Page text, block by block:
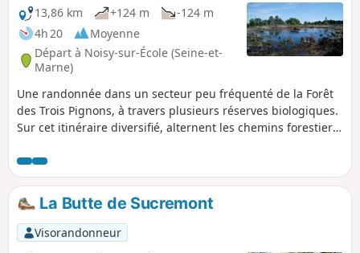
13,86 km +124 m
-124 m
4h 20
Moyenne
Départ à Noisy-sur-École (Seine-et-
Marne)
Une randonnée dans un secteur peu fréquenté de la Forêt
des Trois Pignons, à travers plusieurs réserves biologiques.
Sur cet itinéraire diversifié, alternent les chemins forestiers,
dégagés sur les platières. Une randonnée qui nécessite un
bon sens de l'orientation.
La Butte de Sucremont
Visorandonneur